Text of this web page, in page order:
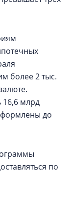
более 2 тыс.
млрд
до
по